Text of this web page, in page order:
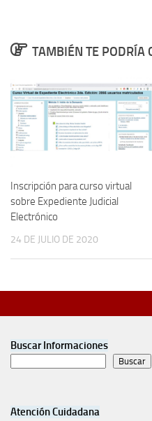
TAMBIÉN TE PODRÍA
Inscripción para curso virtual
sobre Expediente Judicial
Electrónico
24 DE JULIO DE 2020
Buscar Informaciones
Buscar
Atención Cuidadana